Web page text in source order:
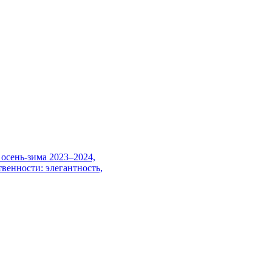
зима 2023–2024,
элегантность,